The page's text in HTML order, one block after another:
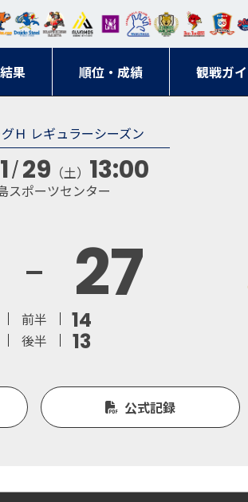
果 順位・成績 観戦ガ
ーフ
ァル
コン
屋
ニッ キン
ス大
阪
エゾハン
ブ
ンウ
ルヴ
ス福
ルネ
Ｈ レギュラーシーズン
29 （土） 13:00
スポーツセンター
27
前半
14
後半 13
公式記録